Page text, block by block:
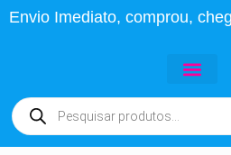
Envio Imediato, comprou,